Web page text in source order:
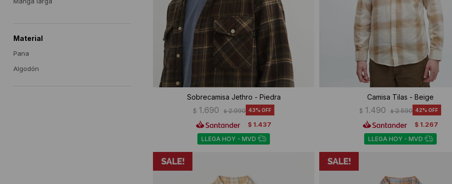
Sobrecamisa Jethro - Piedra
$ 1.690 $ 2.990 43
$ 1.437
LLEGA HOY - MVD
Camisa Tilas - Beige
$ 1.490 $ 2.590 42
$ 1.267
LLEGA HOY - MVD
Material
Pana
Algodón